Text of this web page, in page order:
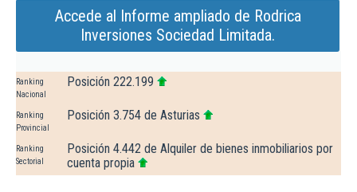
Accede al Informe ampliado de Rodrica
Inversiones Sociedad Limitada.
Ranking
Nacional
Posición 222.199
Ranking
Provincial
Posición 3.754 de Asturias
Ranking
Sectorial
Posición 4.442 de Alquiler de bienes inmobiliarios por
cuenta propia